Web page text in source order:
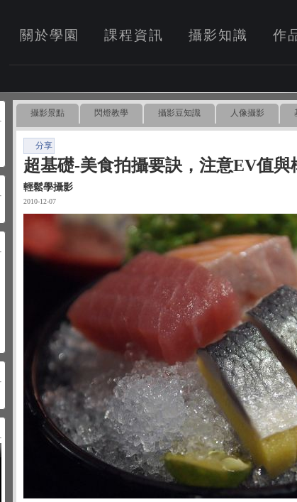
關於學園 課程資訊 攝影知識 作
攝影景點 閃燈教學 攝影豆知識 人像攝影
分享
超基礎-美食拍攝要訣，注意EV值與
輕鬆學攝影
2010-12-07